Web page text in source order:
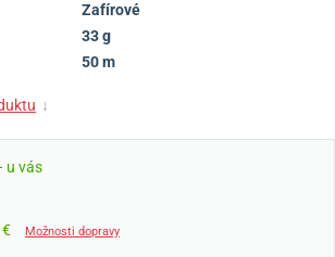
Zafírové
33 g
50 m
↓
u vás
€ Možnosti dopravy